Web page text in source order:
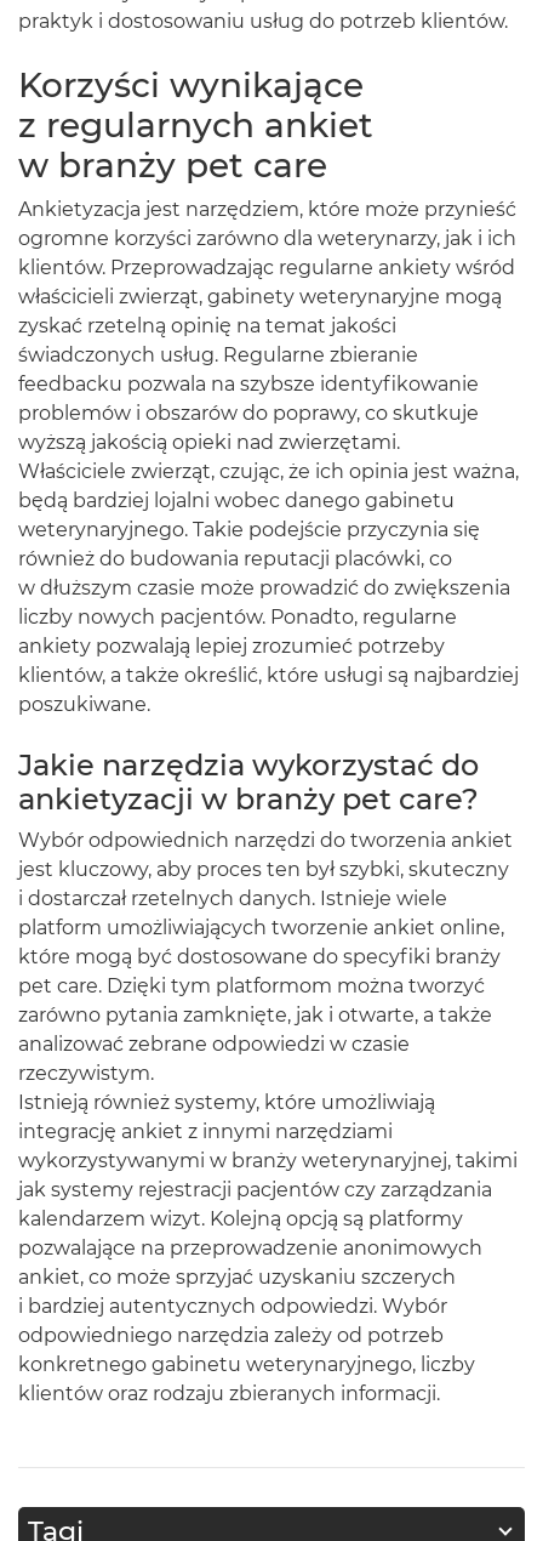
praktyk i dostosowaniu usług do potrzeb klientów.
Korzyści wynikające
z regularnych ankiet
w branży pet care
Ankietyzacja jest narzędziem, które może przynieść
ogromne korzyści zarówno dla weterynarzy, jak i ich
klientów. Przeprowadzając regularne ankiety wśród
właścicieli zwierząt, gabinety weterynaryjne mogą
zyskać rzetelną opinię na temat jakości
świadczonych usług. Regularne zbieranie
feedbacku pozwala na szybsze identyfikowanie
problemów i obszarów do poprawy, co skutkuje
wyższą jakością opieki nad zwierzętami.
Właściciele zwierząt, czując, że ich opinia jest ważna,
będą bardziej lojalni wobec danego gabinetu
weterynaryjnego. Takie podejście przyczynia się
również do budowania reputacji placówki, co
w dłuższym czasie może prowadzić do zwiększenia
liczby nowych pacjentów. Ponadto, regularne
ankiety pozwalają lepiej zrozumieć potrzeby
klientów, a także określić, które usługi są najbardziej
poszukiwane.
Jakie narzędzia wykorzystać do
ankietyzacji w branży pet care?
Wybór odpowiednich narzędzi do tworzenia ankiet
jest kluczowy, aby proces ten był szybki, skuteczny
i dostarczał rzetelnych danych. Istnieje wiele
platform umożliwiających tworzenie ankiet online,
które mogą być dostosowane do specyfiki branży
pet care. Dzięki tym platformom można tworzyć
zarówno pytania zamknięte, jak i otwarte, a także
analizować zebrane odpowiedzi w czasie
rzeczywistym.
Istnieją również systemy, które umożliwiają
integrację ankiet z innymi narzędziami
wykorzystywanymi w branży weterynaryjnej, takimi
jak systemy rejestracji pacjentów czy zarządzania
kalendarzem wizyt. Kolejną opcją są platformy
pozwalające na przeprowadzenie anonimowych
ankiet, co może sprzyjać uzyskaniu szczerych
i bardziej autentycznych odpowiedzi. Wybór
odpowiedniego narzędzia zależy od potrzeb
konkretnego gabinetu weterynaryjnego, liczby
klientów oraz rodzaju zbieranych informacji.
Tagi